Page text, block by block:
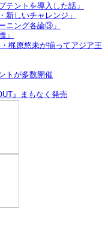
テントを導入した話」
新しいチャレンジ」
ニング各論③」
」
梶原悠未が揃ってアジア王
トが多数開催
』まもなく発売